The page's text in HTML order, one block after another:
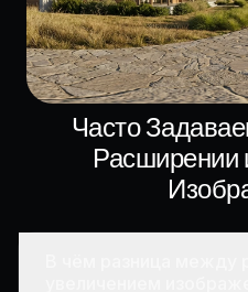
Часто
Расширении